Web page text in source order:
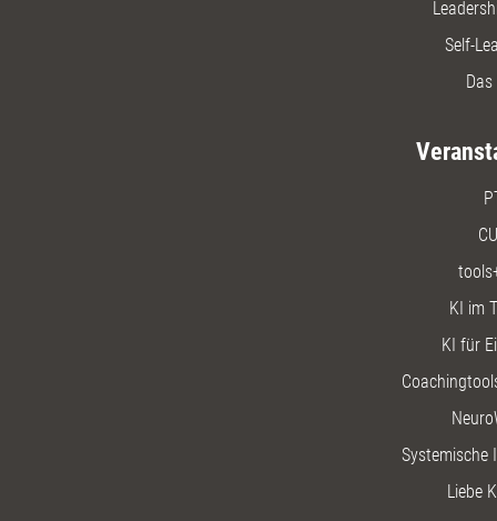
Self-
KI im
KI für
Systemische
Liebe